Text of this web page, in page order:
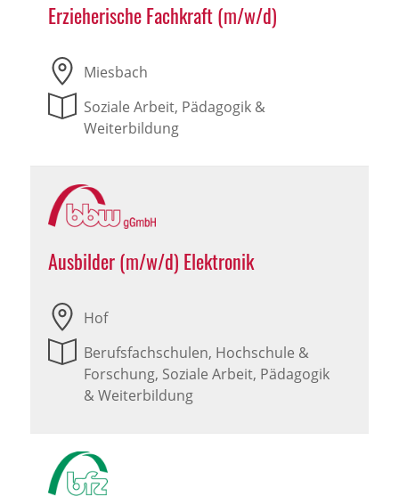
Erzieherische Fachkraft (m/w/d)
Miesbach
Soziale Arbeit, Pädagogik &
Weiterbildung
Ausbilder (m/w/d) Elektronik
Hof
Berufsfachschulen, Hochschule &
Forschung, Soziale Arbeit, Pädagogik
& Weiterbildung